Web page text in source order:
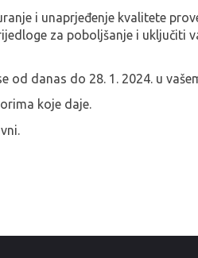
i unaprjeđenje kvalitete
za poboljšanje i uključiti
danas do 28. 1. 2024. u
koje daje.